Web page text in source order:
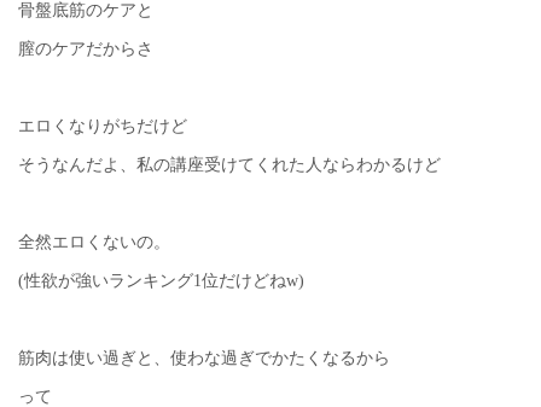
骨盤底筋のケアと
膣のケアだからさ
エロくなりがちだけど
そうなんだよ、私の講座受けてくれた人ならわかるけど
全然エロくないの。
(性欲が強いランキング1位だけどねw)
筋肉は使い過ぎと、使わな過ぎでかたくなるから
って